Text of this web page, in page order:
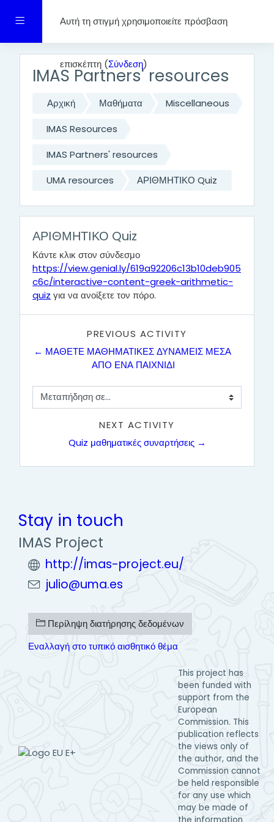
Πλευρικός πίνακας
Αυτή τη στιγμή χρησιμοποιείτε πρόσβαση
επισκέπτη (Σύνδεση)
IMAS Partners' resources
Αρχική Μαθήματα
Miscellaneous
IMAS Resources
IMAS Partners' resources
UMA resources
ΑΡΙΘΜΗΤΙΚΟ Quiz
ΑΡΙΘΜΗΤΙΚΟ Quiz
Κάντε κλικ στον σύνδεσμο
https://view.genial.ly/619a92206c13b10deb905
c6c/interactive-content-greek-arithmetic-
quiz για να ανοίξετε τον πόρο.
PREVIOUS ACTIVITY
← ΜΑΘΕΤΕ ΜΑΘΗΜΑΤΙΚΕΣ ΔΥΝΑΜΕΙΣ ΜΕΣΑ
ΑΠΟ ΕΝΑ ΠΑΙΧΝΙΔΙ
Μεταπήδηση σε...
NEXT ACTIVITY
Quiz μαθηματικές συναρτήσεις →
Stay in touch
IMAS Project
http://imas-project.eu/
julio@uma.es
Περίληψη διατήρησης δεδομένων
Εναλλαγή στο τυπικό αισθητικό θέμα
This project has
been funded with
support from the
European
Commission. This
publication reflects
the views only of
the author, and the
Commission cannot
be held responsible
for any use which
may be made of